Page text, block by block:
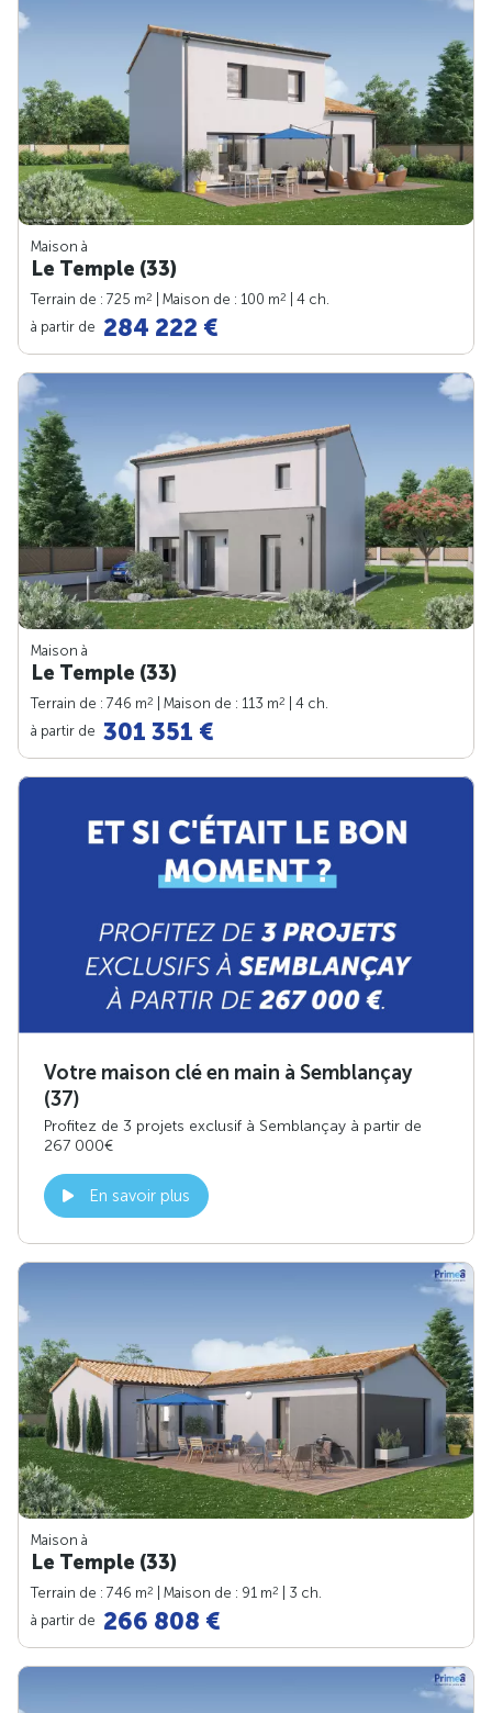
Maison à
Le Temple (33)
Terrain de : 725 m2 | Maison de : 100 m2
| 4 ch.
à partir de 284 222 €
Maison à
Le Temple (33)
Terrain de : 746 m2 | Maison de : 113 m2
| 4 ch.
à partir de 301 351 €
Votre maison clé en main à Semblançay
(37)
Profitez de 3 projets exclusif à Semblançay à partir de
267 000€
En savoir plus
Maison à
Le Temple (33)
Terrain de : 746 m2 | Maison de : 91 m2
| 3 ch.
à partir de 266 808 €